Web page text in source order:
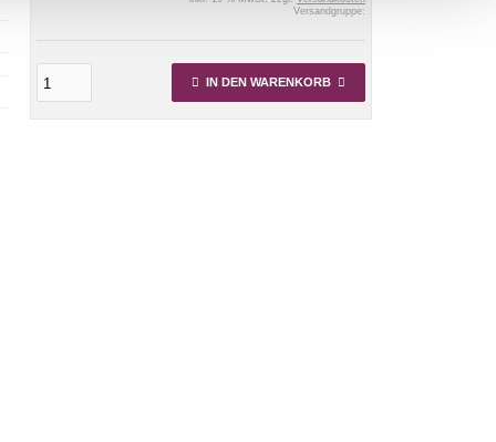
Versandgruppe:
IN DEN WARENKORB